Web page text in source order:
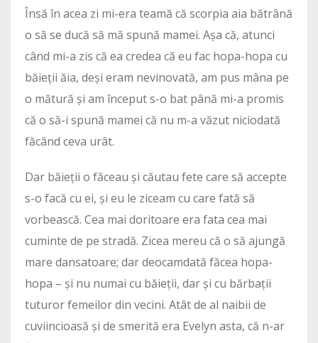
Însă în acea zi mi-era teamă că scorpia aia bătrână
o să se ducă să mă spună mamei. Așa că, atunci
când mi-a zis că ea credea că eu fac hopa-hopa cu
băieții ăia, deși eram nevinovată, am pus mâna pe
o mătură și am început s-o bat până mi-a promis
că o să-i spună mamei că nu m-a văzut niciodată
făcând ceva urât.
Dar băieții o făceau și căutau fete care să accepte
s-o facă cu ei, și eu le ziceam cu care fată să
vorbească. Cea mai doritoare era fata cea mai
cuminte de pe stradă. Zicea mereu că o să ajungă
mare dansatoare; dar deocamdată făcea hopa-
hopa – și nu numai cu băieții, dar și cu bărbații
tuturor femeilor din vecini. Atât de al naibii de
cuviincioasă și de smerită era Evelyn asta, că n-ar